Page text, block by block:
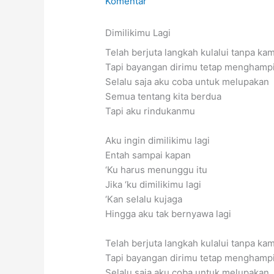
Dimilikimu Lagi
Telah berjuta langkah kulalui tanpa
Tapi bayangan dirimu tetap
Selalu saja aku coba untuk melupakan
Semua tentang kita berdua
Tapi aku rindukanmu
Aku ingin dimilikimu lagi
Entah sampai kapan
‘Ku harus menunggu itu
Jika ‘ku dimilikimu lagi
‘Kan selalu kujaga
Hingga aku tak bernyawa lagi
Telah berjuta langkah kulalui tanpa
Tapi bayangan dirimu tetap